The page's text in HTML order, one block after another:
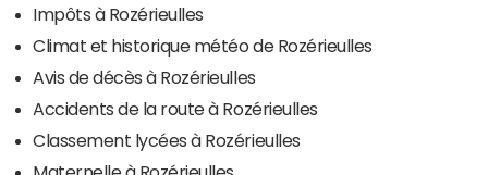
Impôts à Rozérieulles
Climat et historique météo de Rozérieulles
Avis de décès à Rozérieulles
Accidents de la route à Rozérieulles
Classement lycées à Rozérieulles